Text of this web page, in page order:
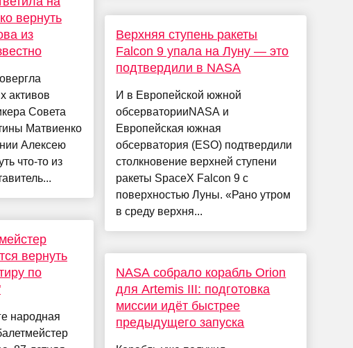
вернуть
из
активов
Совета
Матвиенко
Алексею
что-то из
вернуть
по
народная
Верхняя ступень ракеты
Falcon 9 упала на Луну — это
подтвердили в NASA
И в Европейской южной
обсерваторииNASA и
Европейская южная
обсерватория (ESO) подтвердили
столкновение верхней ступени
ракеты SpaceX Falcon 9 с
поверхностью Луны. «Рано утром
в среду верхня...
NASA собрало корабль Orion
для Artemis III: подготовка
миссии идёт быстрее
предыдущего запуска